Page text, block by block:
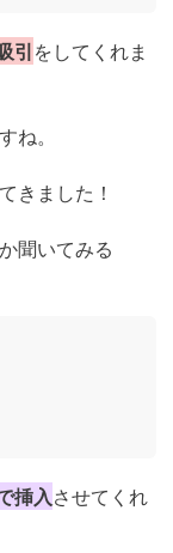
引をしてくれま
ね。
きました！
聞いてみる
挿入させてくれ